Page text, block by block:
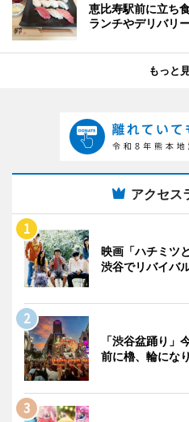
恵比寿駅前に立ち
ランチやデリバリ
もっと
アクセス
映画「ハチミツ
渋谷でリバイバ
「渋谷盆踊り
前に櫓、輪にな